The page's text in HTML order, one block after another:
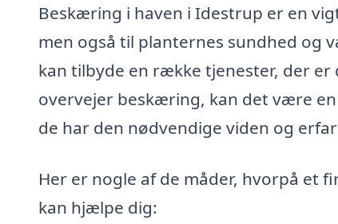
Beskæring i haven i Idestrup er en
men også til planternes sundhed og
kan tilbyde en række tjenester, der
overvejer beskæring, kan det være
de har den nødvendige viden og
Her er nogle af de måder, hvorpå et
kan hjælpe dig: